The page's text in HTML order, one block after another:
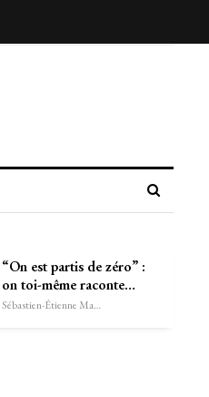
“On est partis de zéro” :
on toi-même raconte…
Sébastien-Étienne Marechal